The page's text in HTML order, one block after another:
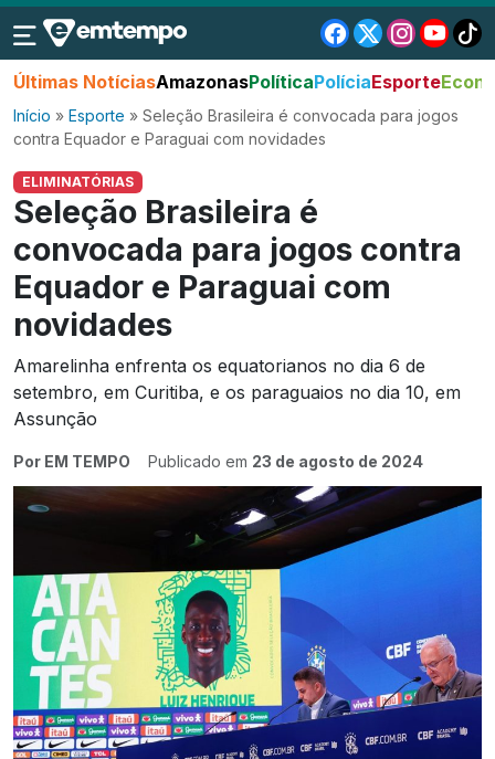
Últimas NotíciasAmazonasPolíticaPolíciaEsporte
Início » Esporte » Seleção Brasileira é convocada para jogos
contra Equador e Paraguai com novidades
ELIMINATÓRIAS
Seleção Brasileira é
convocada para jogos contra
Equador e Paraguai com
novidades
Amarelinha enfrenta os equatorianos no dia 6 de
setembro, em Curitiba, e os paraguaios no dia 10, em
Assunção
Por EM TEMPO Publicado em 23 de agosto de 2024